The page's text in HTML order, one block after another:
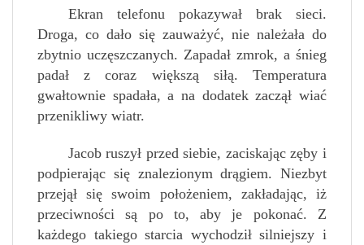
Ekran telefonu pokazywał brak sieci.
Droga, co dało się zauważyć, nie należała do
zbytnio uczęszczanych. Zapadał zmrok, a śnieg
padał z coraz większą siłą. Temperatura
gwałtownie spadała, a na dodatek zaczął wiać
przenikliwy wiatr.
Jacob ruszył przed siebie, zaciskając zęby i
podpierając się znalezionym drągiem. Niezbyt
przejął się swoim położeniem, zakładając, iż
przeciwności są po to, aby je pokonać. Z
każdego takiego starcia wychodził silniejszy i